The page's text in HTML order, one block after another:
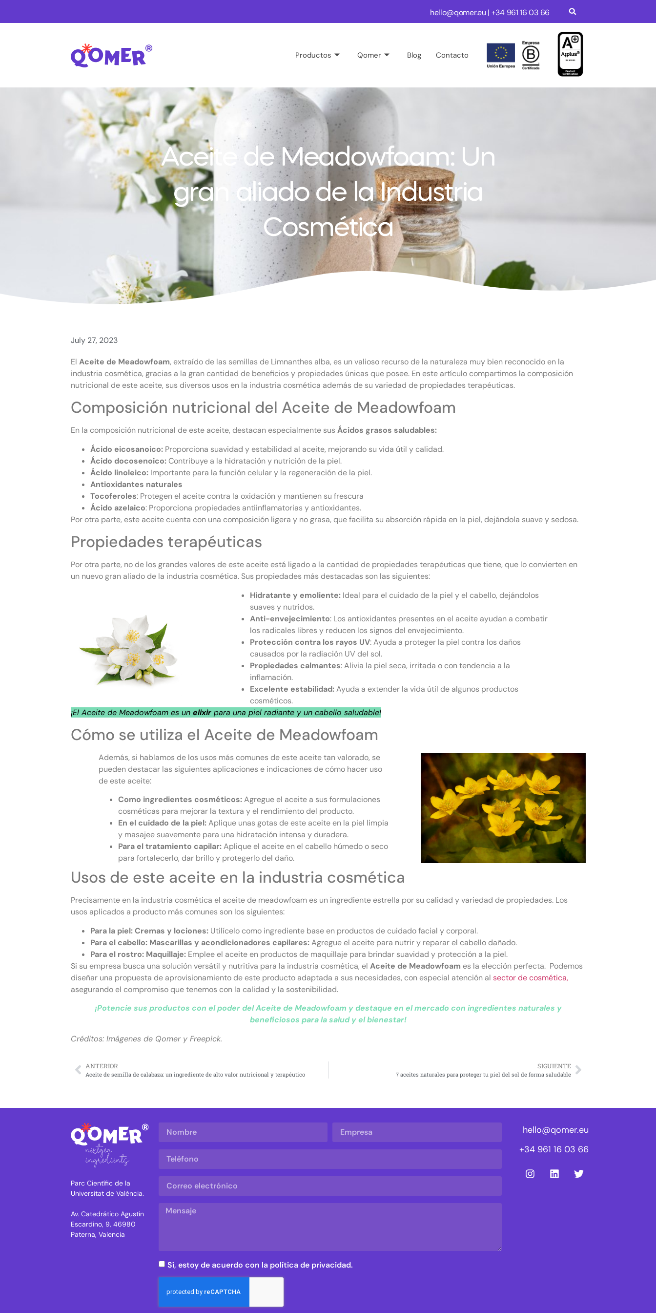
hello@qomer.eu | +34 961 16 03 66
Productos Qomer Blog Contacto
Aceite de Meadowfoam: Un
gran aliado de la Industria
Cosmética
July 27, 2023
El Aceite de Meadowfoam, extraído de las semillas de Limnanthes alba, es un valioso recurso de la naturaleza muy bien reconocido en la
industria cosmética, gracias a la gran cantidad de beneficios y propiedades únicas que posee. En este artículo compartimos la composición
nutricional de este aceite, sus diversos usos en la industria cosmética además de su variedad de propiedades terapéuticas.
Composición nutricional del Aceite de Meadowfoam
En la composición nutricional de este aceite, destacan especialmente susÁcidos grasos saludables:
Ácido eicosanoico: Proporciona suavidad y estabilidad al aceite, mejorando su vida útil y calidad.
Ácido docosenoico:Contribuye a la hidratación y nutrición de la piel.
Ácido linoleico:Importante para la función celular y la regeneración de la piel.
Antioxidantes naturales
Tocoferoles: Protegen el aceite contra la oxidación y mantienen su frescura
Ácido azelaico: Proporciona propiedades antiinflamatorias y antioxidantes.
Por otra parte, este aceite cuenta con una composición ligera y no grasa, que facilita su absorción rápida en la piel, dejándola suave y sedosa.
Propiedades terapéuticas
Por otra parte, no de los grandes valores de este aceite está ligado a la cantidad de propiedades terapéuticas que tiene, que lo convierten en
un nuevo gran aliado de la industria cosmética. Sus propiedades más destacadas son las siguientes:
Hidratante y emoliente:Ideal para el cuidado de la piel y el cabello, dejándolos
suaves y nutridos.
Anti-envejecimiento: Los antioxidantes presentes en el aceite ayudan a combatir
los radicales libres y reducen los signos del envejecimiento.
Protección contra los rayos UV: Ayuda a proteger la piel contra los daños
causados por la radiación UV del sol.
Propiedades calmantes: Alivia la piel seca, irritada o con tendencia a la
inflamación.
Excelente estabilidad:Ayuda a extender la vida útil de algunos productos
cosméticos.
¡El Aceite de Meadowfoam es un elixirpara una piel radiante y un cabello saludable!
Cómo se utiliza el Aceite de Meadowfoam
Además, si hablamos de los usos más comunes de este aceite tan valorado, se
pueden destacar las siguientes aplicaciones e indicaciones de cómo hacer uso
de este aceite:
Como ingredientes cosméticos:Agregue el aceite a sus formulaciones
cosméticas para mejorar la textura y el rendimiento del producto.
En el cuidado de la piel:Aplique unas gotas de este aceite en la piel limpia
y masajee suavemente para una hidratación intensa y duradera.
Para el tratamiento capilar:Aplique el aceite en el cabello húmedo o seco
para fortalecerlo, dar brillo y protegerlo del daño.
Usos de este aceite en la industria cosmética
Precisamente en la industria cosmética el aceite de meadowfoam es un ingrediente estrella por su calidad y variedad de propiedades. Los
usos aplicados a producto más comunes son los siguientes:
Para la piel: Cremas y lociones:Utilícelo como ingrediente base en productos de cuidado facial y corporal.
Para el cabello: Mascarillas y acondicionadores capilares:Agregue el aceite para nutrir y reparar el cabello dañado.
Para el rostro: Maquillaje: Emplee el aceite en productos de maquillaje para brindar suavidad y protección a la piel.
Si su empresa busca una solución versátil y nutritiva para la industria cosmética, el Aceite de Meadowfoam es la elección perfecta. Podemos
diseñar una propuesta de aprovisionamiento de este producto adaptada a sus necesidades, con especial atención al sector de cosmética,
asegurando el compromiso que tenemos con la calidad y la sostenibilidad.
¡Potencie sus productos con el poder del Aceite de Meadowfoam y destaque en el mercado con ingredientes naturales y
beneficiosos para la salud y el bienestar!
Créditos: Imágenes de Qomer y Freepick.
ANTERIOR
Aceite de semilla de calabaza: un ingrediente de alto valor nutricional y terapéutico
SIGUIENTE
7 aceites naturales para proteger tu piel del sol de forma saludable
Parc Científic de la
Universitat de València.
Av. Catedrático Agustín
Escardino, 9, 46980
Paterna, Valencia
Sí, estoy de acuerdo con la política de privacidad.
hello@qomer.eu
+34 961 16 03 66